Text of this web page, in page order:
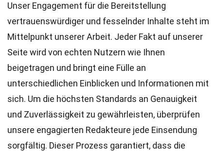
Unser Engagement für die Bereitstellung
vertrauenswürdiger und fesselnder Inhalte steht im
Mittelpunkt unserer Arbeit. Jeder Fakt auf unserer
Seite wird von echten Nutzern wie Ihnen
beigetragen und bringt eine Fülle an
unterschiedlichen Einblicken und Informationen mit
sich. Um die höchsten Standards an Genauigkeit
und Zuverlässigkeit zu gewährleisten, überprüfen
unsere engagierten Redakteure jede Einsendung
sorgfältig. Dieser Prozess garantiert, dass die